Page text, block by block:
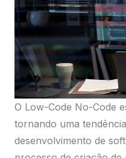
Plataforma Cloud para
produtos com autonomia.
O Low-Code No-Code
tornando uma
desenvolvimento de